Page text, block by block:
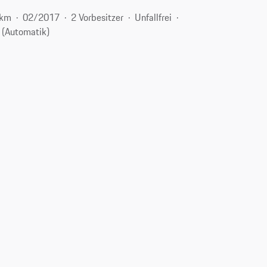
02/2017 2 Vorbesitzer
Unfallfrei
(Automatik)